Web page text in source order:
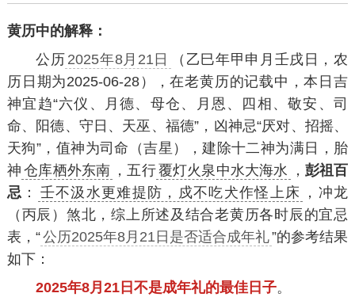
黄历中的解释：
公历 2025年8月21日
（乙巳年甲申月壬戌日，农
历日期为2025-06-28），在老黄历的记载中，本日吉
神宜趋“六仪、月德、母仓、月恩、四相、敬安、司
命、阳德、守日、天巫、福德”，凶神忌“厌对、招摇、
天狗”，值神为司命（吉星），建除十二神为满日，胎
神 仓库栖外东南 ，五行覆灯火泉中水大海水 ， 彭祖百
忌 ： 壬不汲水更难提防，戍不吃犬作怪上床
，冲龙
（丙辰）煞北，综上所述及结合老黄历各时辰的宜忌
表，“公历2025年8月21日是否适合成年礼”的参考结果
如下：
2025年8月21日不是成年礼的最佳日子。